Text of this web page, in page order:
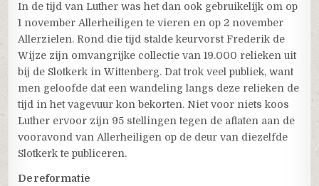
In de tijd van Luther was het dan ook gebruikelijk om op
1 november Allerheiligen te vieren en op 2 november
Allerzielen. Rond die tijd stalde keurvorst Frederik de
Wijze zijn omvangrijke collectie van 19.000 relieken uit
bij de Slotkerk in Wittenberg. Dat trok veel publiek, want
men geloofde dat een wandeling langs deze relieken de
tijd in het vagevuur kon bekorten. Niet voor niets koos
Luther ervoor zijn 95 stellingen tegen de aflaten aan de
vooravond van Allerheiligen op de deur van diezelfde
Slotkerk te publiceren.
De reformatie